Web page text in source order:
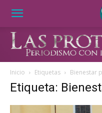
Inicio Etiquetas Bienestar
Etiqueta: